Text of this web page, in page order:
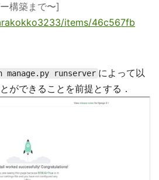
構築まで〜]
items/46c567fb
manage.py runserver によって以
ができることを前提とする．